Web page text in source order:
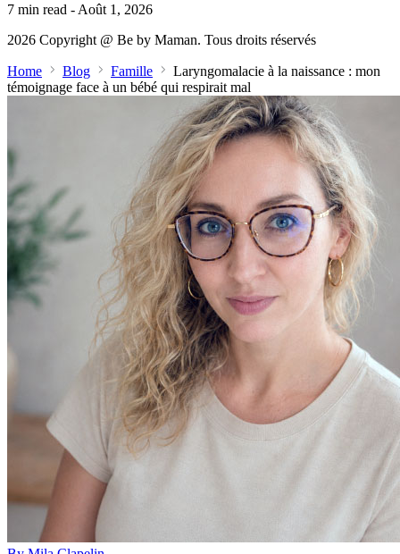
7 min read - Août 1, 2026
2026 Copyright @ Be by Maman. Tous droits réservés
Home Blog Famille
Laryngomalacie à la naissance : mon
témoignage face à un bébé qui respirait mal